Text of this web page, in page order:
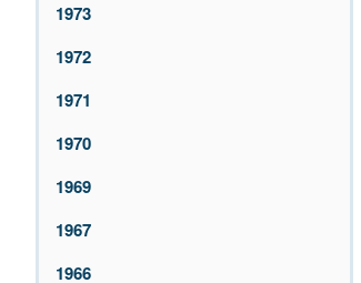
1973
1972
1971
1970
1969
1967
1966